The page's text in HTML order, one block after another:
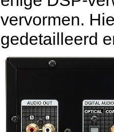
vervormen.
gedetailleerd